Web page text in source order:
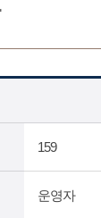
159
운영자